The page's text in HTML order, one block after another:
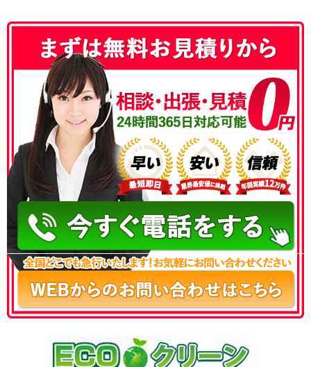
050-3186-4780